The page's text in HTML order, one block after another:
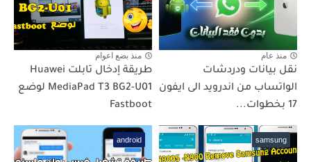
منذ عام
نقل بيانات ودردشات
الواتساب من اندرويد الى ايفون
17 بخطوات...
منذ بضع اعوام
طريقة إدخال تابلت Huawei
MediaPad T3 BG2-U01 لوضع
Fastboot
samsung
android